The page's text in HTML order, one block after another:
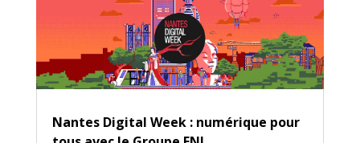
Nantes Digital Week : numérique pour